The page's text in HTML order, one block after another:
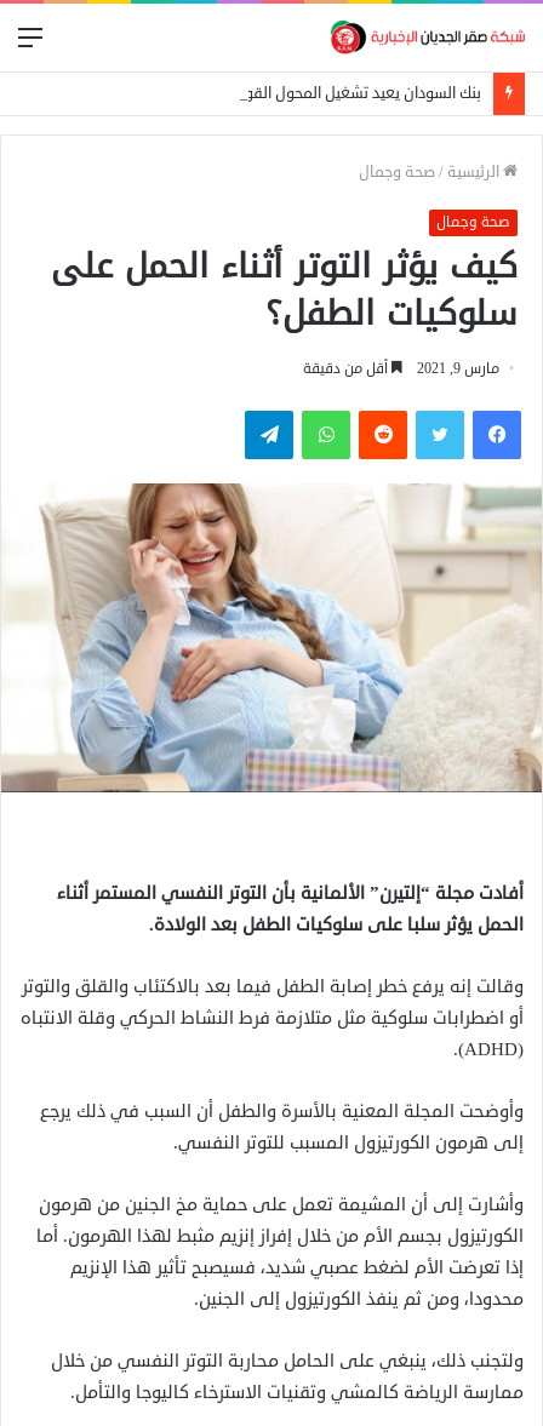
بنك السودان يعيد تشغيل المحول القومي للدفع الإلكتروني
الرئيسية / صحة وجمال
صحة وجمال
كيف يؤثر التوتر أثناء الحمل على
سلوكيات الطفل؟
مارس 9, 2021 أقل من دقيقة
فيسبوكتويتر واتساب تيلقرام
أفادت مجلة “إلتيرن” الألمانية بأن التوتر النفسي المستمر أثناء
الحمل يؤثر سلبا على سلوكيات الطفل بعد الولادة.
وقالت إنه يرفع خطر إصابة الطفل فيما بعد بالاكتئاب والقلق والتوتر
أو اضطرابات سلوكية مثل متلازمة فرط النشاط الحركي وقلة الانتباه
(ADHD).
وأوضحت المجلة المعنية بالأسرة والطفل أن السبب في ذلك يرجع
إلى هرمون الكورتيزول المسبب للتوتر النفسي.
وأشارت إلى أن المشيمة تعمل على حماية مخ الجنين من هرمون
الكورتيزول بجسم الأم من خلال إفراز إنزيم مثبط لهذا الهرمون. أما
إذا تعرضت الأم لضغط عصبي شديد، فسيصبح تأثير هذا الإنزيم
محدودا، ومن ثم ينفذ الكورتيزول إلى الجنين.
ولتجنب ذلك، ينبغي على الحامل محاربة التوتر النفسي من خلال
ممارسة الرياضة كالمشي وتقنيات الاسترخاء كاليوجا والتأمل.